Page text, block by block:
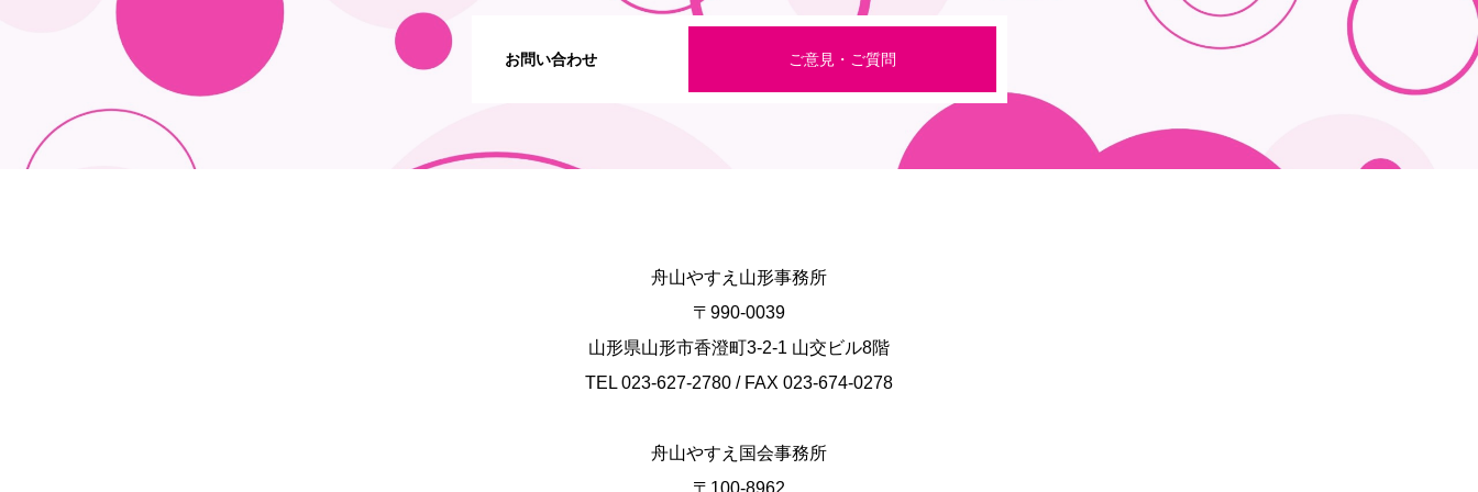
お問い合わせ ご意見・ご質問
舟山やすえ山形事務所
〒990-0039
山形県山形市香澄町3-2-1 山交ビル8階
TEL 023-627-2780 / FAX 023-674-0278
舟山やすえ国会事務所
〒100-8962